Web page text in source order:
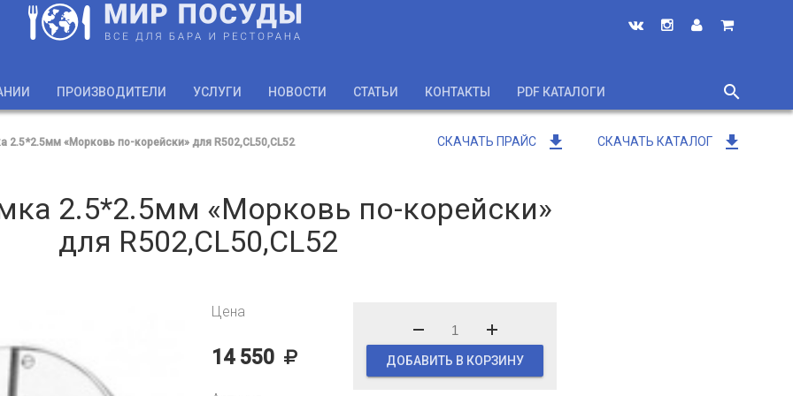
ПРОИЗВОДИТЕЛИ УСЛУГИ НОВОСТИ СТАТЬИ КОНТАКТЫ PDF КАТАЛОГИ
search
close
СКАЧАТЬ ПРАЙС get_app СКАЧАТЬ КАТАЛОГ get_app
2.5*2.5мм «Морковь по-корейски» для R502,CL50,CL52
2.5*2.5мм «Морковь по-корейски»
для R502,CL50,CL52
Цена
14 550 ДОБАВИТЬ В КОРЗИНУ